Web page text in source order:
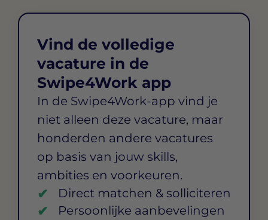
Vind de volledige
vacature in de
Swipe4Work app
In de Swipe4Work-app vind je
niet alleen deze vacature, maar
honderden andere vacatures
op basis van jouw skills,
ambities en voorkeuren.
Direct matchen & solliciteren
Persoonlijke aanbevelingen